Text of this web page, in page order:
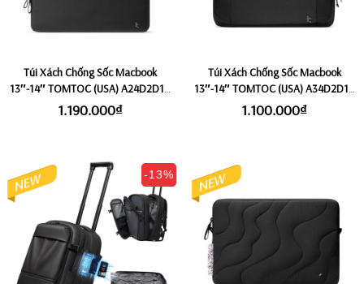
Túi Xách Chống Sốc Macbook
13″-14″ TOMTOC (USA) A24D2D1 -
Black
1.190.000₫
Túi Xách Chống Sốc Macbook
13″-14″ TOMTOC (USA) A34D2D1 -
Black
1.100.000₫
-13%